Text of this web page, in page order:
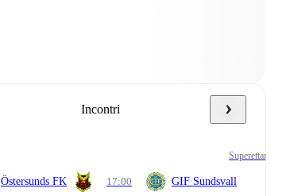
Incontri
Superettan
Östersunds FK 17:00 GIF Sundsvall